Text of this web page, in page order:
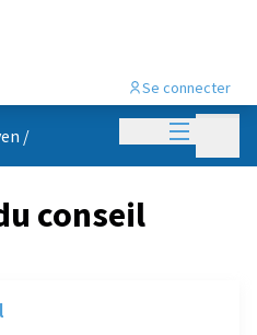
Menu
Se connecter
/
conseil